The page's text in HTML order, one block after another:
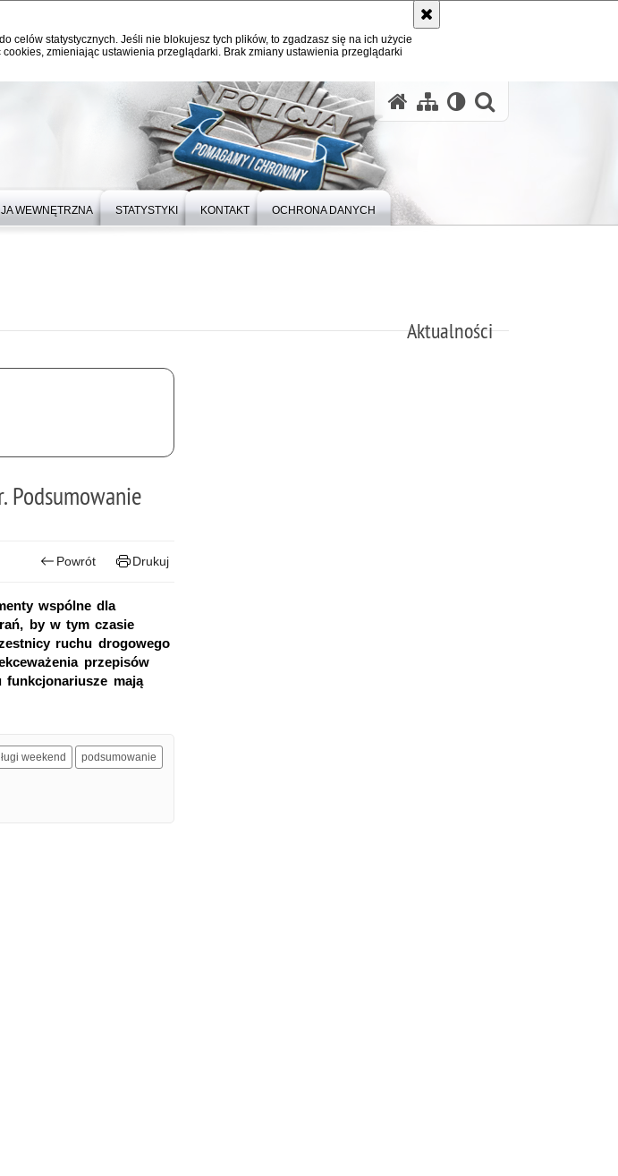
celów statystycznych. Jeśli nie blokujesz tych plików, to zgadzasz się na ich użycie
zmieniając ustawienia przeglądarki. Brak zmiany ustawienia przeglądarki
WEWNĘTRZNA STATYSTYKI KONTAKT OCHRONA DANYCH
Aktualności
Powrót Drukuj
wspólne dla
by w tym czasie
ruchu drogowego
przepisów
mają
weekend podsumowanie